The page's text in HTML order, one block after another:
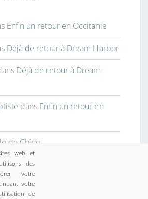
Enfin un retour en Occitanie
Déjà de retour à Dream Harbor
Déjà de retour à Dream
dans Enfin un retour en
de Chine
web et
des
votre
votre
de